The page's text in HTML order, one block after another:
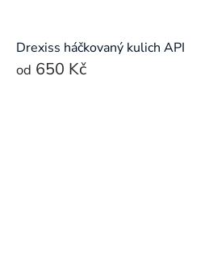
Drexiss háčkovaný kulich API
od 650 Kč